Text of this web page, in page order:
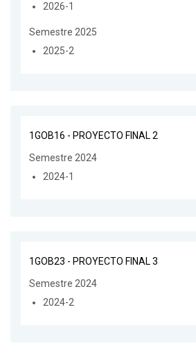
2026-1
Semestre 2025
2025-2
1GOB16 - PROYECTO FINAL 2
Semestre 2024
2024-1
1GOB23 - PROYECTO FINAL 3
Semestre 2024
2024-2